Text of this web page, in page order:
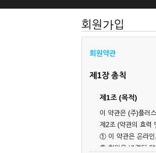
회원가입
회원약관
제1장 총칙
제1조 (목적)
이 약관은 (주)플러
제2조 (약관의 효력
① 이 약관은 온라인
② 회원은 변경된 약